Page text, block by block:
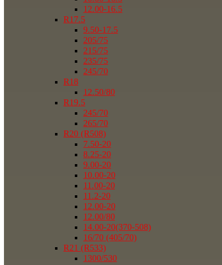
12.00-16.5
R17.5
9.50-17.5
205/75
215/75
235/75
245/70
R18
12.50/80
R19.5
245/70
265/70
R20 (R508)
7.50-20
8.25-20
9.00-20
10.00-20
11.00-20
11.2-20
12.00-20
12.00/80
14.00-20(370-508)
16/70 (405/70)
R21 (R533)
1300/530